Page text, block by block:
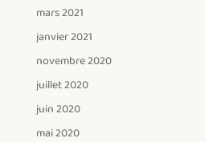
mars 2021
janvier 2021
novembre 2020
juillet 2020
juin 2020
mai 2020